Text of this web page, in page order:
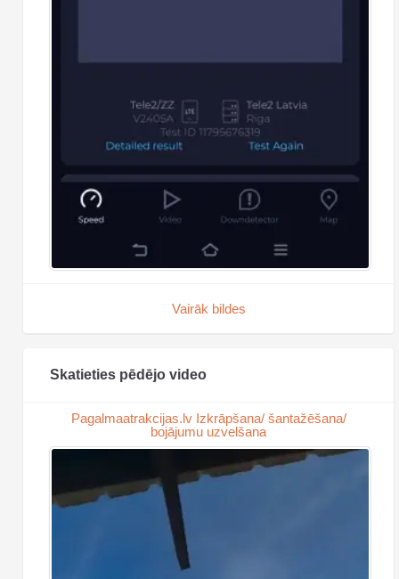
Vairāk bildes
Skatieties pēdējo video
Pagalmaatrakcijas.lv Izkrāpšana/ šantažēšana/
bojājumu uzvelšana